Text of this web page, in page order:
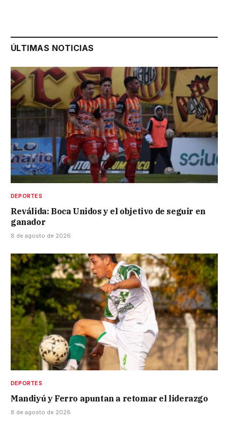
ÚLTIMAS NOTICIAS
DEPORTES
Reválida: Boca Unidos y el objetivo de seguir en
ganador
8 de agosto de 2026
DEPORTES
Mandiyú y Ferro apuntan a retomar el liderazgo
8 de agosto de 2026